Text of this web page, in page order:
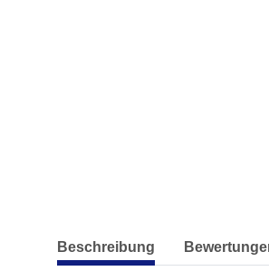
weitere Registerkarten anzeigen
Beschreibung